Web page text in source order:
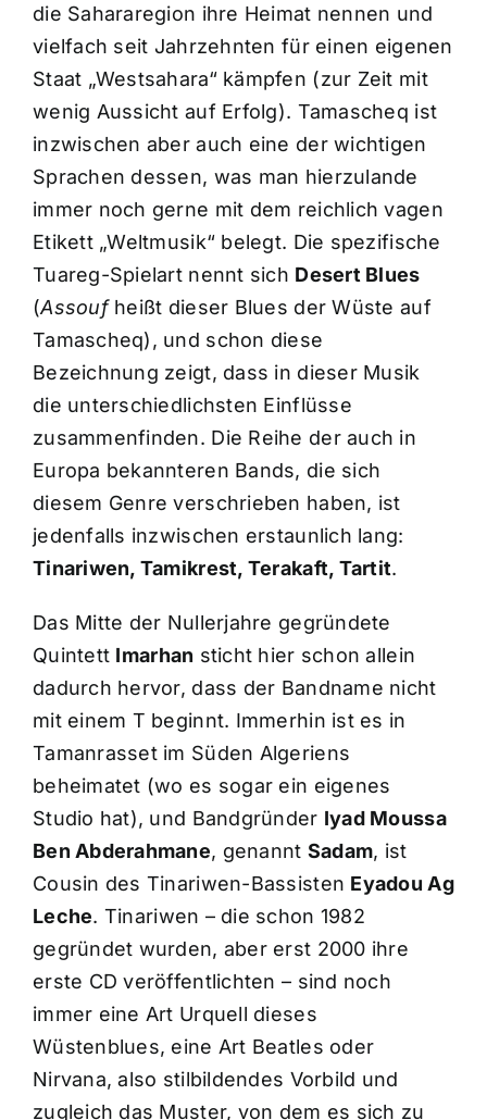
die Sahararegion ihre Heimat nennen und
vielfach seit Jahrzehnten für einen eigenen
Staat „Westsahara“ kämpfen (zur Zeit mit
wenig Aussicht auf Erfolg). Tamascheq ist
inzwischen aber auch eine der wichtigen
Sprachen dessen, was man hierzulande
immer noch gerne mit dem reichlich vagen
Etikett „Weltmusik“ belegt. Die spezifische
Tuareg-Spielart nennt sich Desert Blues
(Assoufheißt dieser Blues der Wüste auf
Tamascheq), und schon diese
Bezeichnung zeigt, dass in dieser Musik
die unterschiedlichsten Einflüsse
zusammenfinden. Die Reihe der auch in
Europa bekannteren Bands, die sich
diesem Genre verschrieben haben, ist
jedenfalls inzwischen erstaunlich lang:
Tinariwen, Tamikrest, Terakaft, Tartit.
Das Mitte der Nullerjahre gegründete
Quintett Imarhan sticht hier schon allein
dadurch hervor, dass der Bandname nicht
mit einem T beginnt. Immerhin ist es in
Tamanrasset im Süden Algeriens
beheimatet (wo es sogar ein eigenes
Studio hat), und Bandgründer Iyad Moussa
Ben Abderahmane, genannt Sadam, ist
Cousin des Tinariwen-Bassisten Eyadou Ag
Leche. Tinariwen – die schon 1982
gegründet wurden, aber erst 2000 ihre
erste CD veröffentlichten – sind noch
immer eine Art Urquell dieses
Wüstenblues, eine Art Beatles oder
Nirvana, also stilbildendes Vorbild und
zugleich das Muster, von dem es sich zu